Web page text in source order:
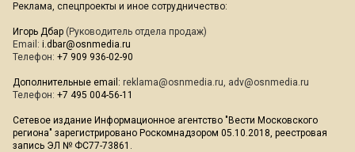
Реклама, спецпроекты и иное сотрудничество:
Игорь Дбар (Руководитель отдела продаж)
Email: i.dbar@osnmedia.ru
Телефон: +7 909 936-02-90
Дополнительные email: reklama@osnmedia.ru, adv@osnmedia.ru
Телефон: +7 495 004-56-11
Сетевое издание Информационное агентство "Вести Московского
региона" зарегистрировано Роскомнадзором 05.10.2018, реестровая
запись ЭЛ № ФС77-73861.